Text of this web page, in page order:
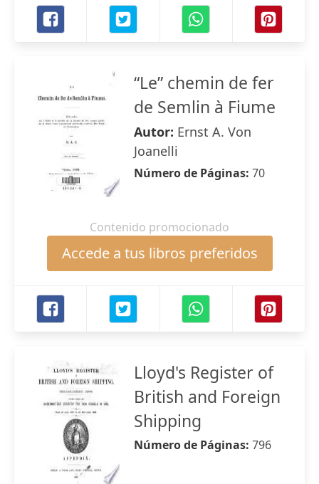
“Le” chemin de fer
de Semlin à Fiume
Autor: Ernst A. Von
Joanelli
Número de Páginas: 70
Contenido promocionado
Accede a tus libros preferidos
Lloyd's Register of
British and Foreign
Shipping
Número de Páginas: 796